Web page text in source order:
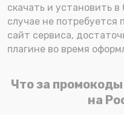
скачать и установить
случае не потребуется
сайт сервиса,
плагине во время
Что за
на